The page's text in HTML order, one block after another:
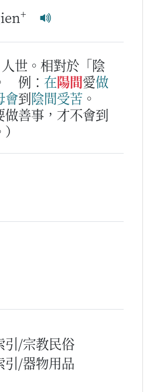
+
世。相對於「陰
例： 在陽間愛做
會到陰間受苦 。
做善事，才不會到
引/宗教民俗
引/器物用品